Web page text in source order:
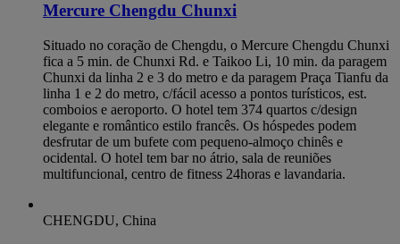
Mercure Chengdu Chunxi
Situado no coração de Chengdu, o Mercure Chengdu Chunxi
fica a 5 min. de Chunxi Rd. e Taikoo Li, 10 min. da paragem
Chunxi da linha 2 e 3 do metro e da paragem Praça Tianfu da
linha 1 e 2 do metro, c/fácil acesso a pontos turísticos, est.
comboios e aeroporto. O hotel tem 374 quartos c/design
elegante e romântico estilo francês. Os hóspedes podem
desfrutar de um bufete com pequeno-almoço chinês e
ocidental. O hotel tem bar no átrio, sala de reuniões
multifuncional, centro de fitness 24horas e lavandaria.
CHENGDU, China